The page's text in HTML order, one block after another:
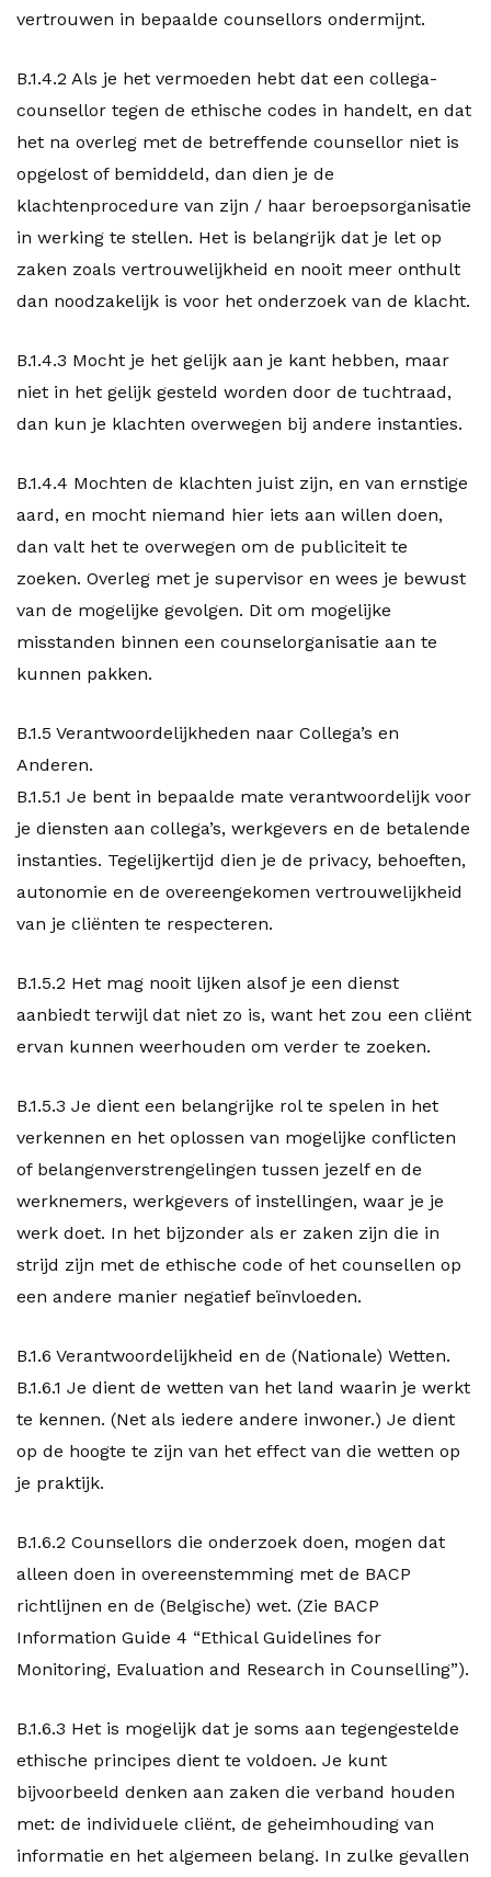
vertrouwen in bepaalde counsellors ondermijnt.
B.1.4.2 Als je het vermoeden hebt dat een collega-
counsellor tegen de ethische codes in handelt, en dat
het na overleg met de betreffende counsellor niet is
opgelost of bemiddeld, dan dien je de
klachtenprocedure van zijn / haar beroepsorganisatie
in werking te stellen. Het is belangrijk dat je let op
zaken zoals vertrouwelijkheid en nooit meer onthult
dan noodzakelijk is voor het onderzoek van de klacht.
B.1.4.3 Mocht je het gelijk aan je kant hebben, maar
niet in het gelijk gesteld worden door de tuchtraad,
dan kun je klachten overwegen bij andere instanties.
B.1.4.4 Mochten de klachten juist zijn, en van ernstige
aard, en mocht niemand hier iets aan willen doen,
dan valt het te overwegen om de publiciteit te
zoeken. Overleg met je supervisor en wees je bewust
van de mogelijke gevolgen. Dit om mogelijke
misstanden binnen een counselorganisatie aan te
kunnen pakken.
B.1.5 Verantwoordelijkheden naar Collega’s en
Anderen.
B.1.5.1 Je bent in bepaalde mate verantwoordelijk voor
je diensten aan collega’s, werkgevers en de betalende
instanties. Tegelijkertijd dien je de privacy, behoeften,
autonomie en de overeengekomen vertrouwelijkheid
van je cliënten te respecteren.
B.1.5.2 Het mag nooit lijken alsof je een dienst
aanbiedt terwijl dat niet zo is, want het zou een cliënt
ervan kunnen weerhouden om verder te zoeken.
B.1.5.3 Je dient een belangrijke rol te spelen in het
verkennen en het oplossen van mogelijke conflicten
of belangenverstrengelingen tussen jezelf en de
werknemers, werkgevers of instellingen, waar je je
werk doet. In het bijzonder als er zaken zijn die in
strijd zijn met de ethische code of het counsellen op
een andere manier negatief beïnvloeden.
B.1.6 Verantwoordelijkheid en de (Nationale) Wetten.
B.1.6.1 Je dient de wetten van het land waarin je werkt
te kennen. (Net als iedere andere inwoner.) Je dient
op de hoogte te zijn van het effect van die wetten op
je praktijk.
B.1.6.2 Counsellors die onderzoek doen, mogen dat
alleen doen in overeenstemming met de BACP
richtlijnen en de (Belgische) wet. (Zie BACP
Information Guide 4 “Ethical Guidelines for
Monitoring, Evaluation and Research in Counselling”).
B.1.6.3 Het is mogelijk dat je soms aan tegengestelde
ethische principes dient te voldoen. Je kunt
bijvoorbeeld denken aan zaken die verband houden
met: de individuele cliënt, de geheimhouding van
informatie en het algemeen belang. In zulke gevallen